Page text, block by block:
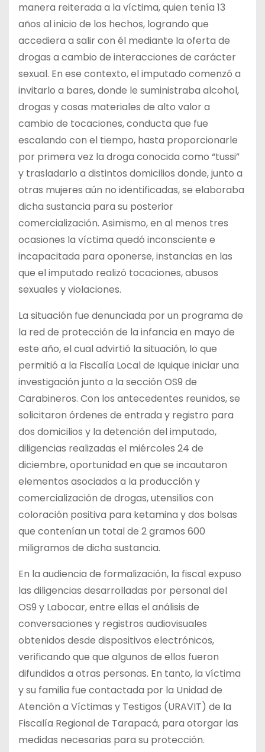
manera reiterada a la víctima, quien tenía 13
años al inicio de los hechos, logrando que
accediera a salir con él mediante la oferta de
drogas a cambio de interacciones de carácter
sexual. En ese contexto, el imputado comenzó a
invitarlo a bares, donde le suministraba alcohol,
drogas y cosas materiales de alto valor a
cambio de tocaciones, conducta que fue
escalando con el tiempo, hasta proporcionarle
por primera vez la droga conocida como “tussi”
y trasladarlo a distintos domicilios donde, junto a
otras mujeres aún no identificadas, se elaboraba
dicha sustancia para su posterior
comercialización. Asimismo, en al menos tres
ocasiones la víctima quedó inconsciente e
incapacitada para oponerse, instancias en las
que el imputado realizó tocaciones, abusos
sexuales y violaciones.
La situación fue denunciada por un programa de
la red de protección de la infancia en mayo de
este año, el cual advirtió la situación, lo que
permitió a la Fiscalía Local de Iquique iniciar una
investigación junto a la sección OS9 de
Carabineros. Con los antecedentes reunidos, se
solicitaron órdenes de entrada y registro para
dos domicilios y la detención del imputado,
diligencias realizadas el miércoles 24 de
diciembre, oportunidad en que se incautaron
elementos asociados a la producción y
comercialización de drogas, utensilios con
coloración positiva para ketamina y dos bolsas
que contenían un total de 2 gramos 600
miligramos de dicha sustancia.
En la audiencia de formalización, la fiscal expuso
las diligencias desarrolladas por personal del
OS9 y Labocar, entre ellas el análisis de
conversaciones y registros audiovisuales
obtenidos desde dispositivos electrónicos,
verificando que que algunos de ellos fueron
difundidos a otras personas. En tanto, la víctima
y su familia fue contactada por la Unidad de
Atención a Víctimas y Testigos (URAVIT) de la
Fiscalía Regional de Tarapacá, para otorgar las
medidas necesarias para su protección.